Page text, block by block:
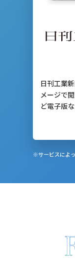
日刊工業
メージで
ど電子版
※サービスによ